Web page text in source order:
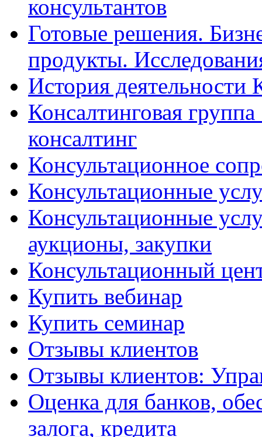
консультантов
Готовые решения.
продукты.
История деятельности
Консалтинговая
консалтинг
Консультационное
Консультационные
Консультационные
аукционы, закупки
Консультационный
Купить вебинар
Купить семинар
Отзывы клиентов
Отзывы клиентов:
Оценка для банков,
залога, кредита